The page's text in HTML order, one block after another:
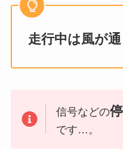
走行中は風が
信号などの
です…。